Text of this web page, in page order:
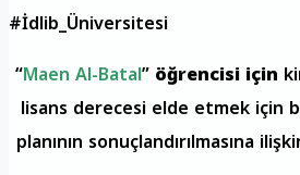
#İdlib_Üniversitesi
“Maen Al-Batal”öğrencisi için
lisans derecesi elde etmek için
planının sonuçlandırılmasına